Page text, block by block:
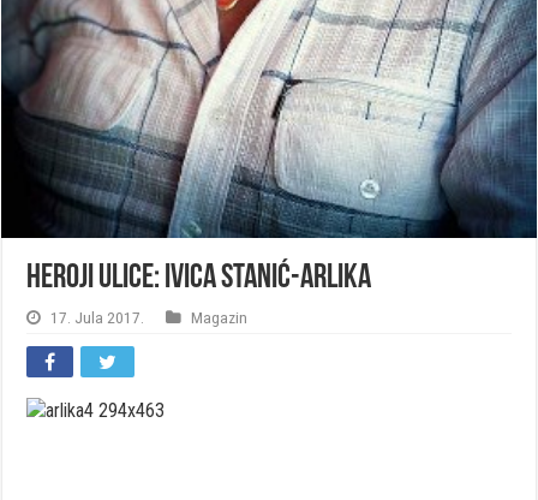
Heroji ulice: Ivica Stanić-Arlika
17. Jula 2017. Magazin